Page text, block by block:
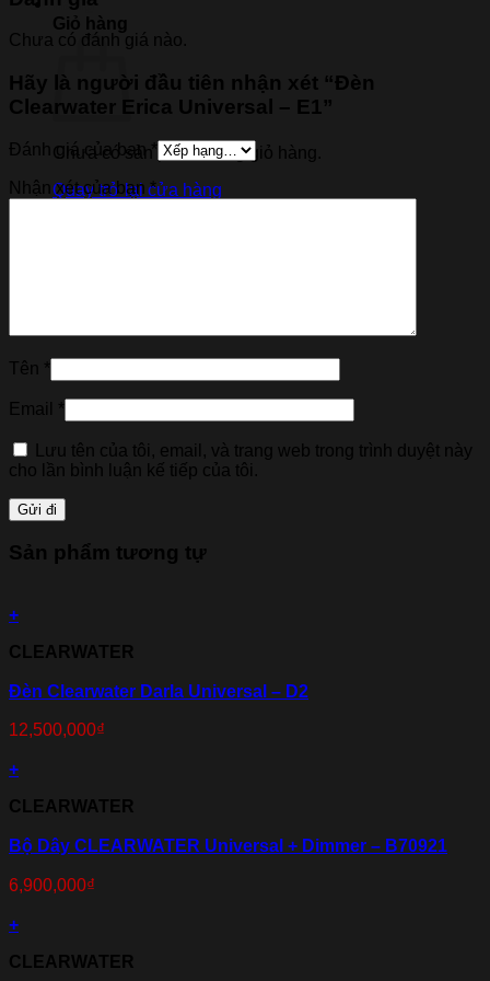
Giỏ hàng
Chưa có sản phẩm trong giỏ hàng.
Quay trở lại cửa hàng
Chưa có đánh giá nào.
Hãy là người đầu tiên nhận xét “Đèn
Clearwater Erica Universal – E1”
Đánh giá của bạn*
Nhận xét của bạn*
Tên *
Email *
Lưu tên của tôi, email, và trang web trong trình duyệt này
cho lần bình luận kế tiếp của tôi.
Sản phẩm tương tự
+
CLEARWATER
Đèn Clearwater Darla Universal – D2
12,500,000₫
+
CLEARWATER
Bộ Dây CLEARWATER Universal + Dimmer – B70921
6,900,000₫
+
CLEARWATER